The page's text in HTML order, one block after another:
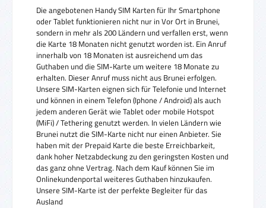
Die angebotenen Handy SIM Karten für Ihr Smartphone
oder Tablet funktionieren nicht nur in Vor Ort in Brunei,
sondern in mehr als 200 Ländern und verfallen erst, wenn
die Karte 18 Monaten nicht genutzt worden ist. Ein Anruf
innerhalb von 18 Monaten ist ausreichend um das
Guthaben und die SIM-Karte um weitere 18 Monate zu
erhalten. Dieser Anruf muss nicht aus Brunei erfolgen.
Unsere SIM-Karten eignen sich für Telefonie und Internet
und können in einem Telefon (Iphone / Android) als auch
jedem anderen Gerät wie Tablet oder mobile Hotspot
(MiFi) / Tethering genutzt werden. In vielen Ländern wie
Brunei nutzt die SIM-Karte nicht nur einen Anbieter. Sie
haben mit der Prepaid Karte die beste Erreichbarkeit,
dank hoher Netzabdeckung zu den geringsten Kosten und
das ganz ohne Vertrag. Nach dem Kauf können Sie im
Onlinekundenportal weiteres Guthaben hinzukaufen.
Unsere SIM-Karte ist der perfekte Begleiter für das
Ausland